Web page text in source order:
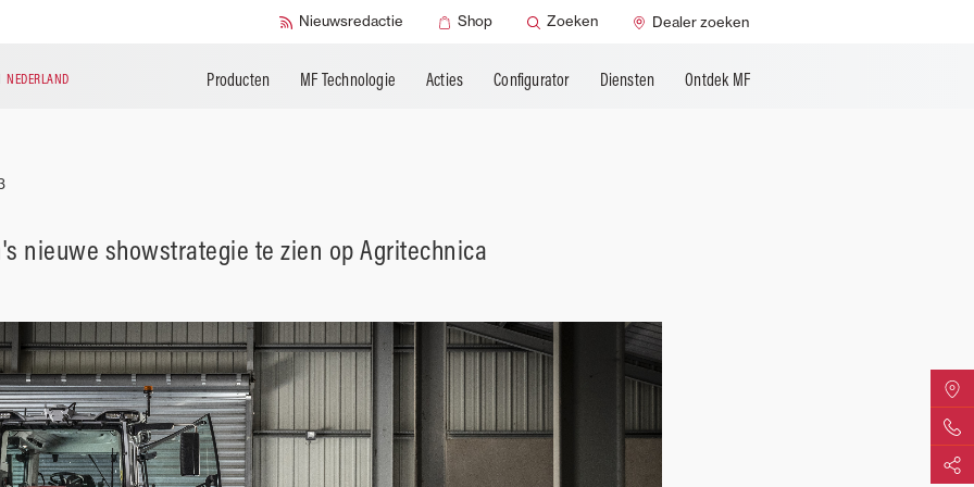
Nieuwsredactie Shop Zoeken Dealer zoeken
NEDERLAND Producten MF Technologie Acties Configurator Diensten Ontdek MF
Smart Check
documentatie
nieuwe showstrategie te zien op Agritechnica
Zoek
Delen